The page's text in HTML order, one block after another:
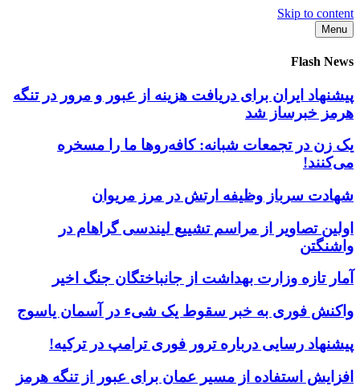
Skip to content
Menu
Flash News
پیشنهاد ایران برای دریافت هزینه از عبور و مرور در تنگه
هرمز خبرساز شد
یک زن در تجمعات شبانه: کافه‌روها ما را مسخره
می‌کنند!
شهادت سرباز وظیفه ارتش در مرز مریوان
اولین تصاویر از مراسم تشییع لیندسی گراهام در
واشنگتن
آمار تازه وزارت بهداشت از جانباختگان جنگ اخیر
واکنش فوری به خبر سقوط یک شیء در آسمان یاسوج
پیشنهاد رسایی درباره ترور فوری ترامپ در ترکیه!
افزایش استفاده از مسیر عمان برای عبور از تنگه هرمز